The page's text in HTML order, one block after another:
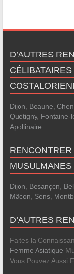
D’AUTRES
Dijon, Beaune,
Quetigny, Fontaine-
Apollinaire.
RENCONTRER
Dijon, Besançon,
Mâcon, Sens,
D’AUTRES
Faites la
Femme Asiatique
Vous Pouvez Aussi